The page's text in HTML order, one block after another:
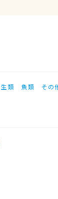
類 魚類 その